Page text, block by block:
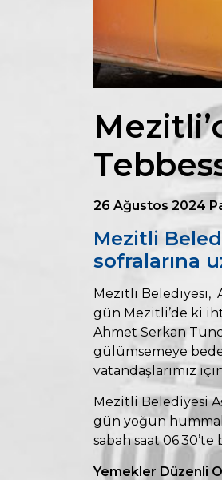
26 Ağustos 2024
Mezitli
sofralarına
Mezitli Belediyesi,
gün Mezitli’de ki
Ahmet Serkan
gülümsemeye
vatandaşlarımız
Mezitli Belediyesi
gün yoğun
sabah saat 06.30’te
Yemekler Düzenli